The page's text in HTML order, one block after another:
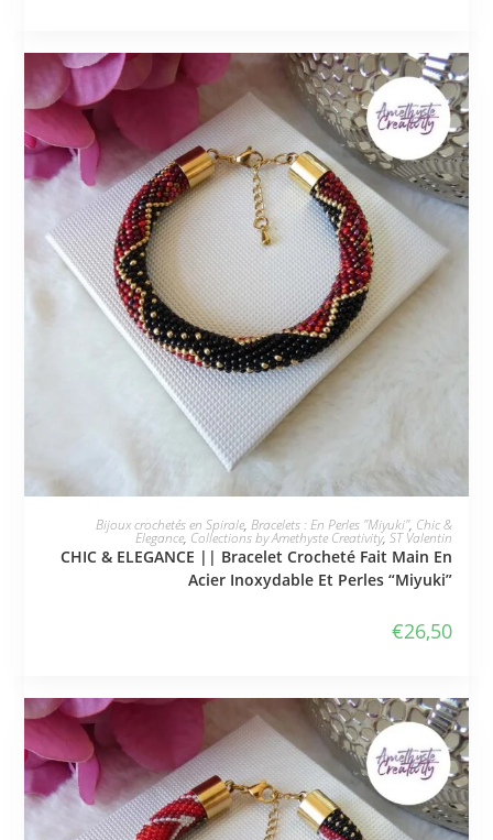
JE L'ADOPTE
Bijoux crochetés en Spirale, Bracelets : En Perles "Miyuki", Chic &
Elegance, Collections by Amethyste Creativity, ST Valentin
CHIC & ELEGANCE || Bracelet Crocheté Fait Main En
Acier Inoxydable Et Perles “Miyuki”
€26,50